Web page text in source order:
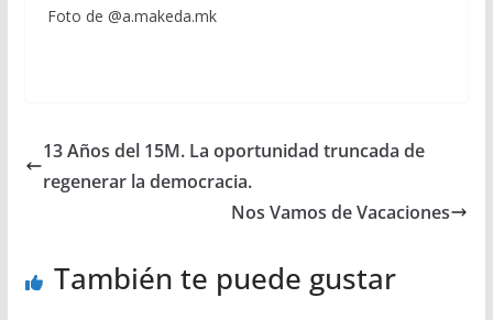
Foto de @a.makeda.mk
13 Años del 15M. La oportunidad truncada de
regenerar la democracia.
Nos Vamos de Vacaciones
También te puede gustar